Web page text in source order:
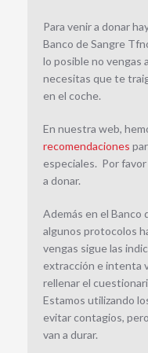
Para venir a donar
Banco de Sangre
lo posible no vengas
necesitas que te
en el coche.
En nuestra web,
recomendaciones
especiales. Por
a donar.
Además en el Banco
algunos protocolos
vengas sigue las
extracción e intenta
rellenar el
Estamos utilizando
evitar contagios,
van a durar.